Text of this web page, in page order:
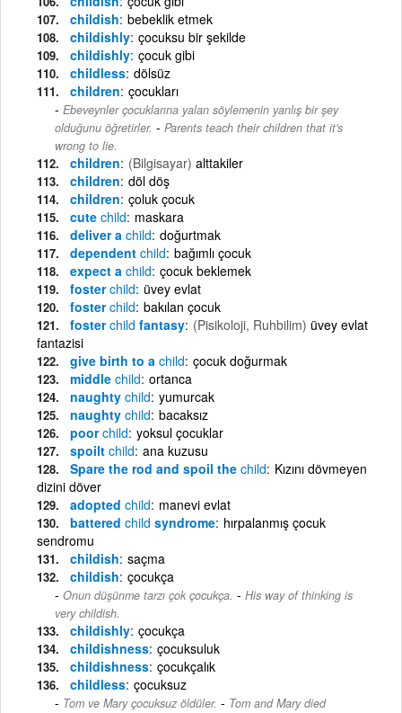
childish bebeklik etmek
childishly çocuksu bir şekilde
childishly çocuk gibi
childless dölsüz
children çocukları
Ebeveynler çocuklarına yalan söylemenin yanlış bir şey
olduğunu öğretirler. - Parents teach their children that it's
wrong to lie.
children (Bilgisayar) alttakiler
children döl döş
children çoluk çocuk
cute child maskara
deliver a child doğurtmak
dependent child bağımlı çocuk
expect a child çocuk beklemek
fosterchild üvey evlat
fosterchild bakılan çocuk
fosterchild fantasy (Pisikoloji, Ruhbilim) üvey evlat
fantazisi
give birth to a child çocuk doğurmak
middle child ortanca
naughty child yumurcak
naughty child bacaksız
poorchild yoksul çocuklar
spoilt child ana kuzusu
Spare the rod and spoil the child Kızını dövmeyen
dizini döver
adopted child manevi evlat
battered child syndrome hırpalanmış çocuk
sendromu
childish saçma
childish çocukça
Onun düşünme tarzı çok çocukça. - His way of thinking is
very childish.
childishly çocukça
childishness çocuksuluk
childishness çocukçalık
childless çocuksuz
Tom ve Mary çocuksuz öldüler. - Tom and Mary died